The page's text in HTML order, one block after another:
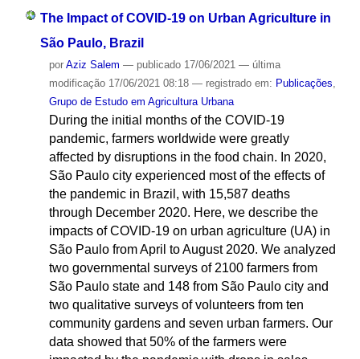
The Impact of COVID-19 on Urban Agriculture in
São Paulo, Brazil
por Aziz Salem — publicado17/06/2021 — última
modificação17/06/2021 08:18 — registrado em: Publicações
Grupo de Estudo em Agricultura Urbana
During the initial months of the COVID-19
pandemic, farmers worldwide were greatly
affected by disruptions in the food chain. In 2020,
São Paulo city experienced most of the effects of
the pandemic in Brazil, with 15,587 deaths
through December 2020. Here, we describe the
impacts of COVID-19 on urban agriculture (UA) in
São Paulo from April to August 2020. We analyzed
two governmental surveys of 2100 farmers from
São Paulo state and 148 from São Paulo city and
two qualitative surveys of volunteers from ten
community gardens and seven urban farmers. Our
data showed that 50% of the farmers were